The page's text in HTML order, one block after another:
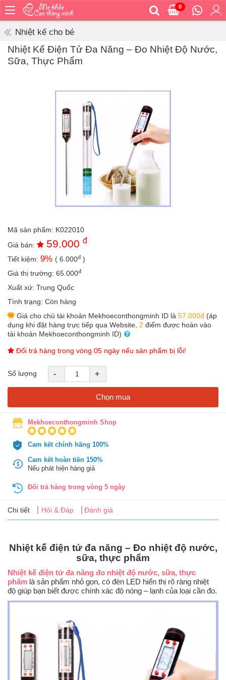
0
Bé
ăn
an
toàn
Bé
tắm
Bé
mà
học
Dành
mẹ
cho
bố
trong
Tin
tức
FAQ
Nhiệt kế cho bé
Nhiệt Kế Điện Tử Đa Năng – Đo Nhiệt Độ Nước,
Sữa, Thực Phẩm
Mã sản phẩm: K022010
Giá bán:
59.000 đ
Tiết kiệm: 9% ( 6.000đ )
Giá thị trường: 65.000đ
Xuất xứ: Trung Quốc
Tình trạng: Còn hàng
Giá cho chủ tài khoản Mekhoeconthongminh ID là 57.000đ (áp
dụng khi đặt hàng trực tiếp qua Website, 2 điểm được hoàn vào
tài khoản Mekhoeconthongminh ID)
Đổi trả hàng trong vòng 05 ngày nếu sản phẩm bị lỗi!
Số lượng - +
Chọn mua
Mekhoeconthongminh Shop
Cam kết chính hãng 100%
Cam kết hoàn tiền 150%
Nếu phát hiện hàng giả
Đổi trả hàng trong vòng 5 ngày
Chi tiết Hỏi & Đáp Đánh giá
Nhiệt kế điện tử đa năng – Đo nhiệt độ nước,
sữa, thực phẩm
Nhiệt kế điện tử đa năng đo nhiệt độ nước, sữa, thực
phẩm là sản phẩm nhỏ gọn, có đèn LED hiển thị rõ ràng nhiệt
độ giúp bạn biết được chính xác độ nóng – lạnh của loại cần đo.